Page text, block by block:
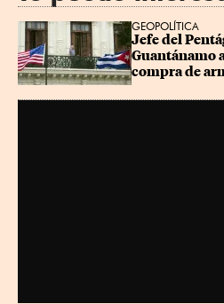
GEOPOLÍTICA
Jefe del
Guantánamo
compra de